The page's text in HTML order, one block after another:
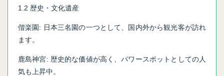
1.2 歴史・文化遺産
偕楽園: 日本三名園の一つとして、国内外から観光客が訪れ
ます。
鹿島神宮: 歴史的な価値が高く、パワースポットとしての人
気も上昇中。